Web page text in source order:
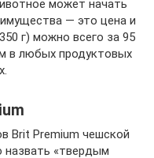
может начать
— это цена и
г) можно всего за 95
в любых продуктовых
Brit Premium чешской
«твердым